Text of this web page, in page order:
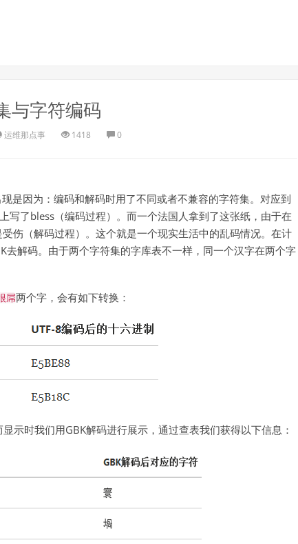
与字符编码
运维那点事 1418 0
是因为：编码和解码时用了不同或者不兼容的字符集。对应到
写了bless（编码过程）。而一个法国人拿到了这张纸，由于在
伤（解码过程）。这个就是一个现实生活中的乱码情况。在计
解码。由于两个字符集的字库表不一样，同一个汉字在两个字
屌两个字，会有如下转换：
示时我们用GBK解码进行展示，通过查表我们获得以下信息：